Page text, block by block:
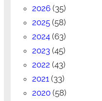
2026(35)
2025(58)
2024(63)
2023(45)
2022 (43)
2021 (33)
2020(58)